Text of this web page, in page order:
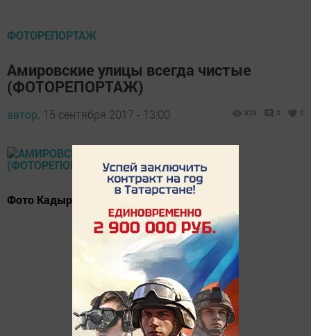
ФОТОРЕПОРТАЖ
Амировские улицы всегда чистые
(ФОТОРЕПОРТАЖ)
автор, 15 сентября 2017 - 13:00 929 0 0
Фото Кадыра Гумерова